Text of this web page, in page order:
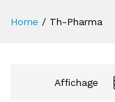
Home / Th-Pharma
Affichage